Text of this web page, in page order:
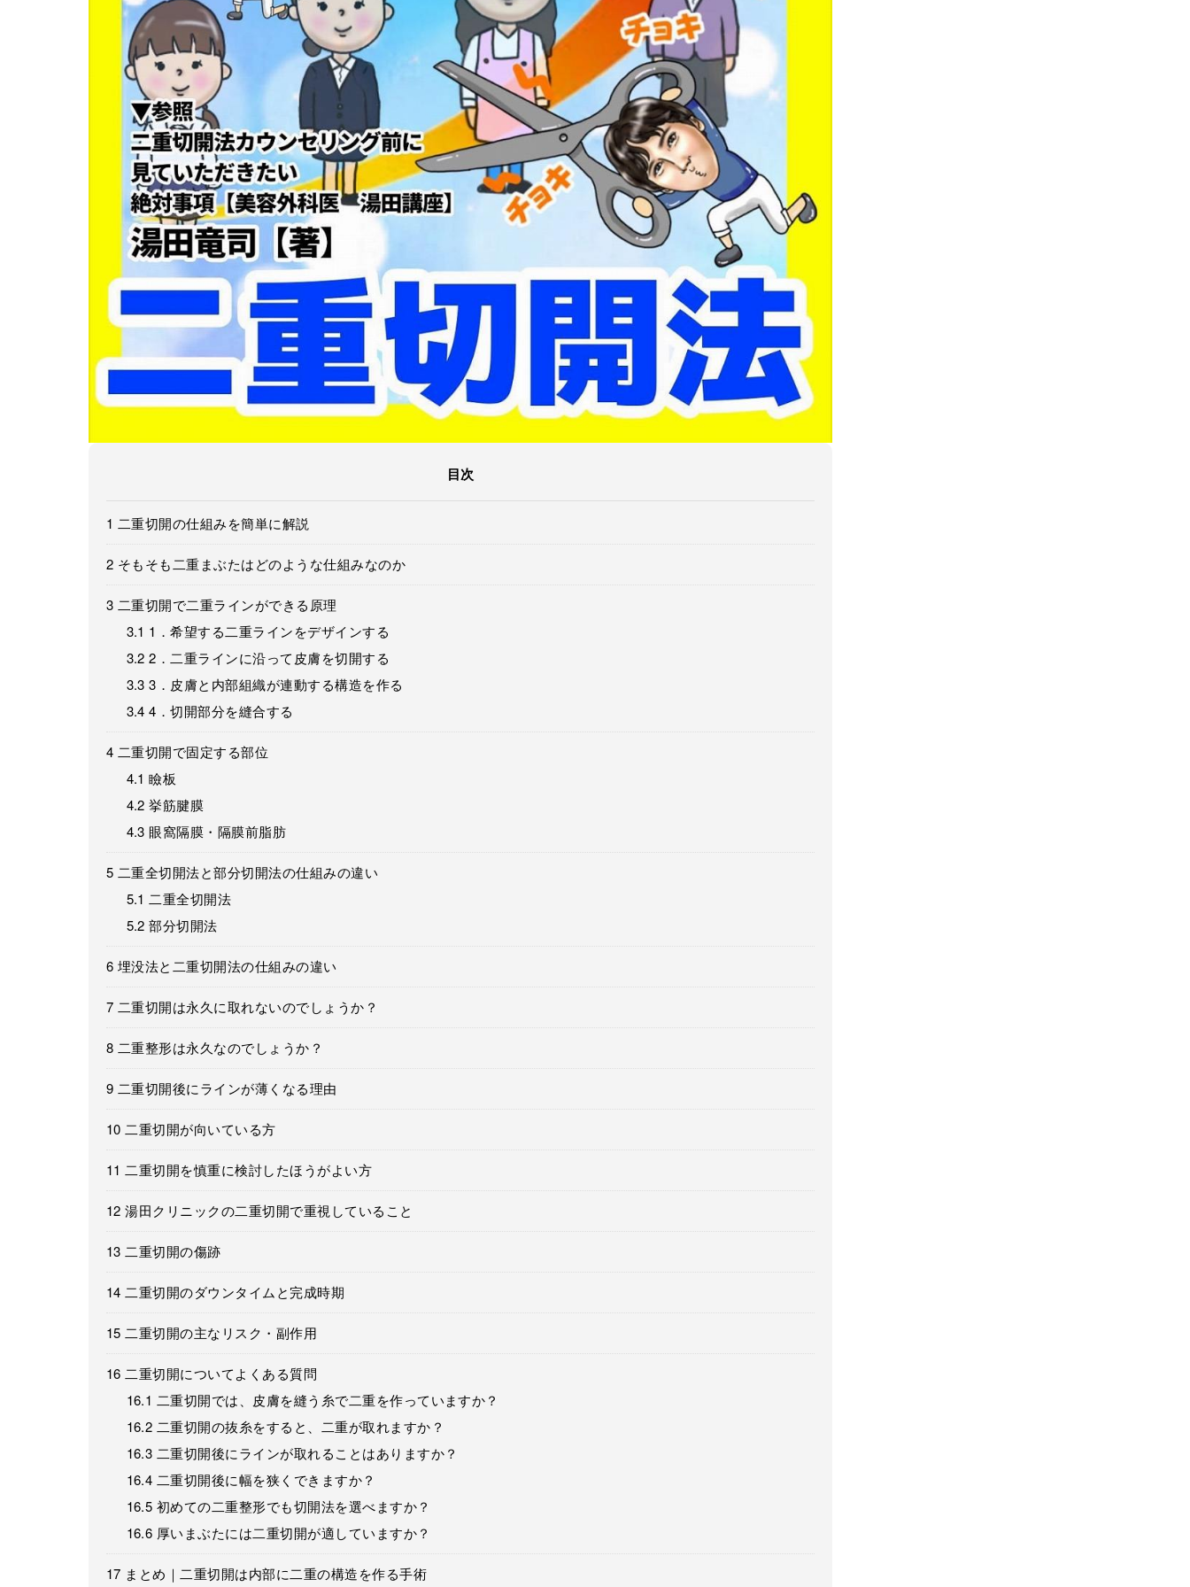
目次
1 二重切開の仕組みを簡単に解説
2 そもそも二重まぶたはどのような仕組みなのか
3 二重切開で二重ラインができる原理
3.1 1．希望する二重ラインをデザインする
3.2 2．二重ラインに沿って皮膚を切開する
3.3 3．皮膚と内部組織が連動する構造を作る
3.4 4．切開部分を縫合する
4 二重切開で固定する部位
4.1 瞼板
4.2 挙筋腱膜
4.3 眼窩隔膜・隔膜前脂肪
5 二重全切開法と部分切開法の仕組みの違い
5.1 二重全切開法
5.2 部分切開法
6 埋没法と二重切開法の仕組みの違い
7 二重切開は永久に取れないのでしょうか？
8 二重整形は永久なのでしょうか？
9 二重切開後にラインが薄くなる理由
10 二重切開が向いている方
11 二重切開を慎重に検討したほうがよい方
12 湯田クリニックの二重切開で重視していること
13 二重切開の傷跡
14 二重切開のダウンタイムと完成時期
15 二重切開の主なリスク・副作用
16 二重切開についてよくある質問
16.1 二重切開では、皮膚を縫う糸で二重を作っていますか？
16.2 二重切開の抜糸をすると、二重が取れますか？
16.3 二重切開後にラインが取れることはありますか？
16.4 二重切開後に幅を狭くできますか？
16.5 初めての二重整形でも切開法を選べますか？
16.6 厚いまぶたには二重切開が適していますか？
17 まとめ｜二重切開は内部に二重の構造を作る手術